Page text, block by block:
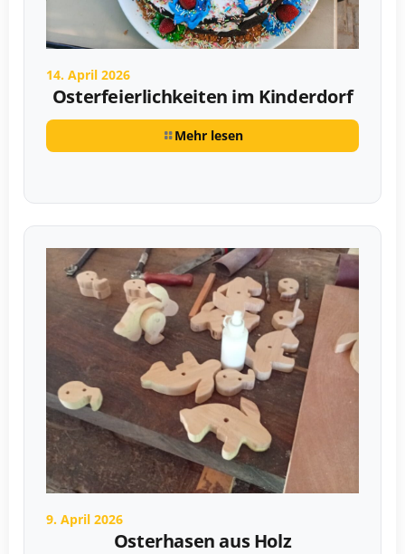
14. April 2026
Osterfeierlichkeiten im Kinderdorf
Mehr lesen
9. April 2026
Osterhasen aus Holz